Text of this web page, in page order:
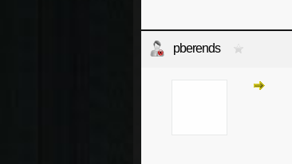
pberends